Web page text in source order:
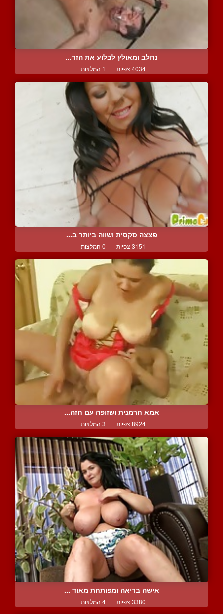
נחלב ומאולץ לבלוע את הזר...
4034 צפיות | 1 המלצות
פצצה סקסית ושווה ביותר ב...
3151 צפיות | 0 המלצות
אמא חרמנית ושזופה עם חזה...
8924 צפיות | 3 המלצות
אישה בריאה ומפותחת מאוד ...
3380 צפיות | 4 המלצות